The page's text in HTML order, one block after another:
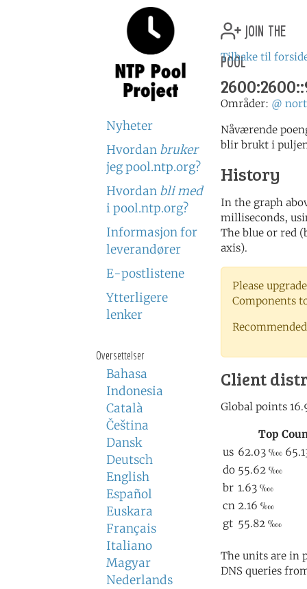
Nyheter
Hvordan bruker
jeg pool.ntp.org?
Hvordan bli med
i pool.ntp.org?
Informasjon for
leverandører
E-postlistene
Ytterligere
lenker
Oversettelser
Bahasa
Indonesia
Català
Čeština
Dansk
Deutsch
English
Español
Euskara
Français
Italiano
Magyar
Nederlands
join the
pool
Tilbake til
Områder: @
Nåværende
blir brukt i
History
In the graph
milliseconds,
The blue or red
axis).
Please
Components
Client
The units are in
DNS queries